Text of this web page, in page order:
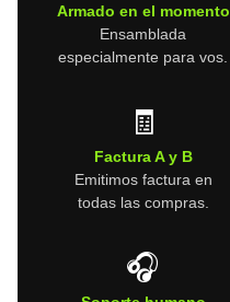
Armado en el momento
Ensamblada
especialmente para vos.
🧾
Factura A y B
Emitimos factura en
todas las compras.
🎧